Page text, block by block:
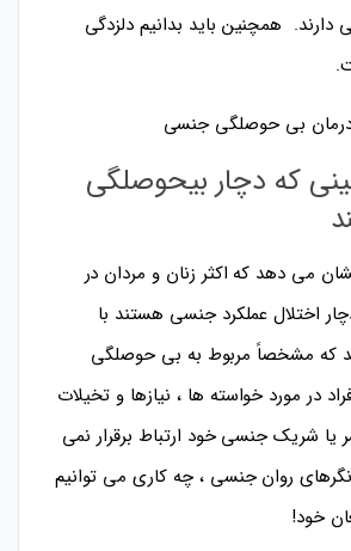
دارند. همچنین باید بدانیم دلزدگی
که دچار بیحوصلگی
می دهد که اکثر زنان و مردان در
اختلال عملکرد جنسی هستند با
که مشخصاً مربوط به بی حوصلگی
در مورد خواسته ها ، نیازها و تخیلات
شریک جنسی خود ارتباط برقرار نمی
روان جنسی ، چه کاری می توانیم
خود!